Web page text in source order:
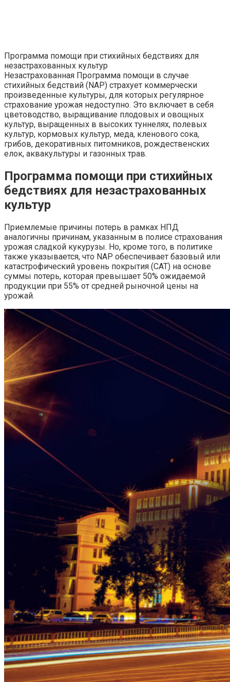
Программа помощи при стихийных бедствиях для
незастрахованных культур
Незастрахованная Программа помощи в случае
стихийных бедствий (NAP) страхует коммерчески
произведенные культуры, для которых регулярное
страхование урожая недоступно. Это включает в себя
цветоводство, выращивание плодовых и овощных
культур, выращенных в высоких туннелях, полевых
культур, кормовых культур, меда, кленового сока,
грибов, декоративных питомников, рождественских
елок, аквакультуры и газонных трав.
Программа помощи при стихийных
бедствиях для незастрахованных
культур
Приемлемые причины потерь в рамках НПД
аналогичны причинам, указанным в полисе страхования
урожая сладкой кукурузы. Но, кроме того, в политике
также указывается, что NAP обеспечивает базовый или
катастрофический уровень покрытия (CAT) на основе
суммы потерь, которая превышает 50% ожидаемой
продукции при 55% от средней рыночной цены на
урожай.